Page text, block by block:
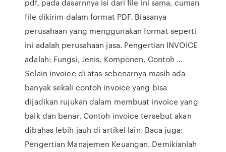
pdf, pada dasarnnya isi dari file ini sama, cuman
file dikirim dalam format PDF. Biasanya
perusahaan yang menggunakan format seperti
ini adalah perusahaan jasa. Pengertian INVOICE
adalah: Fungsi, Jenis, Komponen, Contoh ...
Selain invoice di atas sebenarnya masih ada
banyak sekali contoh invoice yang bisa
dijadikan rujukan dalam membuat invoice yang
baik dan benar. Contoh invoice tersebut akan
dibahas lebih jauh di artikel lain. Baca juga:
Pengertian Manajemen Keuangan. Demikianlah